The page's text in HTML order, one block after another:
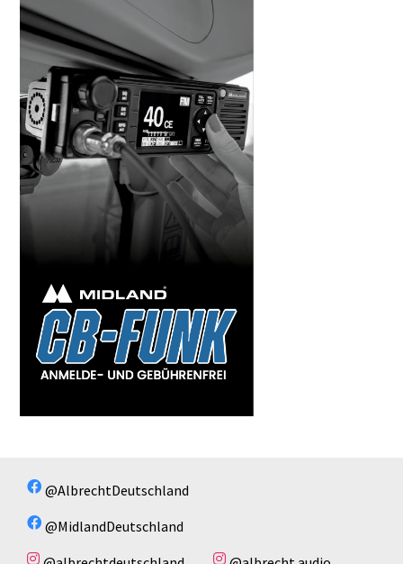
@AlbrechtDeutschland
@MidlandDeutschland